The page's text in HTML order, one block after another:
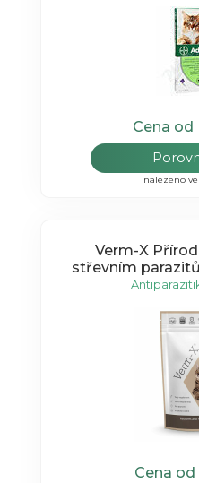
Cena od
nalezeno
Verm-X
střevním
Cena